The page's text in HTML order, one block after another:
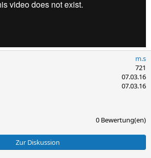
m.s
721
07.03.16
07.03.16
0 Bewertung(en)
Zur Diskussion